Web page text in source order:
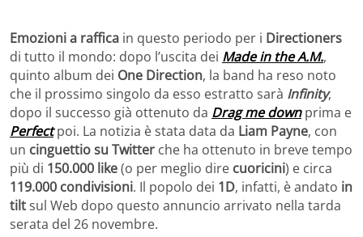
Emozioni a raffica in questo periodo per i Directioners
di tutto il mondo: dopo l’uscita dei Made in the A.M.,
quinto album dei One Direction, la band ha reso noto
che il prossimo singolo da esso estratto sarà Infinity,
dopo il successo già ottenuto da Drag me downprima e
Perfectpoi. La notizia è stata data da Liam Payne, con
un cinguettio su Twitter che ha ottenuto in breve tempo
più di 150.000 like(o per meglio dire cuoricini) e circa
119.000 condivisioni. Il popolo dei 1D, infatti, è andato in
tiltsul Web dopo questo annuncio arrivato nella tarda
serata del 26 novembre.